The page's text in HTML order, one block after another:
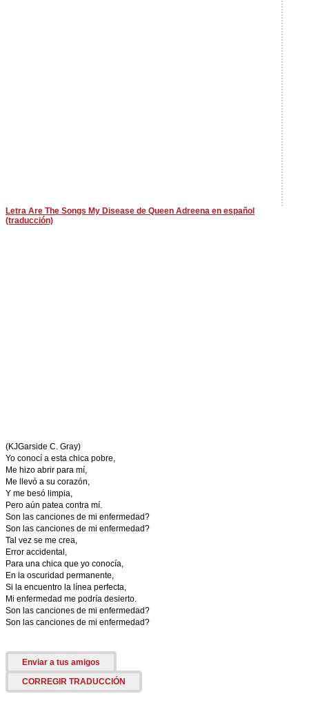
Letra Are The Songs My Disease de Queen Adreena en español
(traducción)
(KJGarside C. Gray)
Yo conocí a esta chica pobre,
Me hizo abrir para mí,
Me llevó a su corazón,
Y me besó limpia,
Pero aún patea contra mí.
Son las canciones de mi enfermedad?
Son las canciones de mi enfermedad?
Tal vez se me crea,
Error accidental,
Para una chica que yo conocía,
En la oscuridad permanente,
Si la encuentro la línea perfecta,
Mi enfermedad me podría desierto.
Son las canciones de mi enfermedad?
Son las canciones de mi enfermedad?
Enviar a tus amigos
CORREGIR TRADUCCIÓN